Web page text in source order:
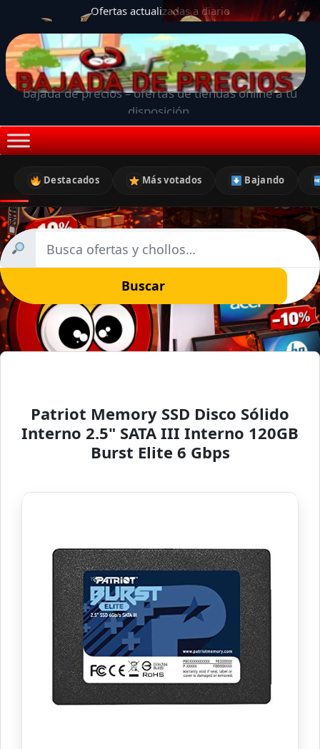
Ofertas actualizadas a diario
bajada de precios – ofertas de tiendas online a tu
disposición.
Destacados Más votados Bajando
Buscar
Patriot Memory SSD Disco Sólido
Interno 2.5" SATA III Interno 120GB
Burst Elite 6 Gbps